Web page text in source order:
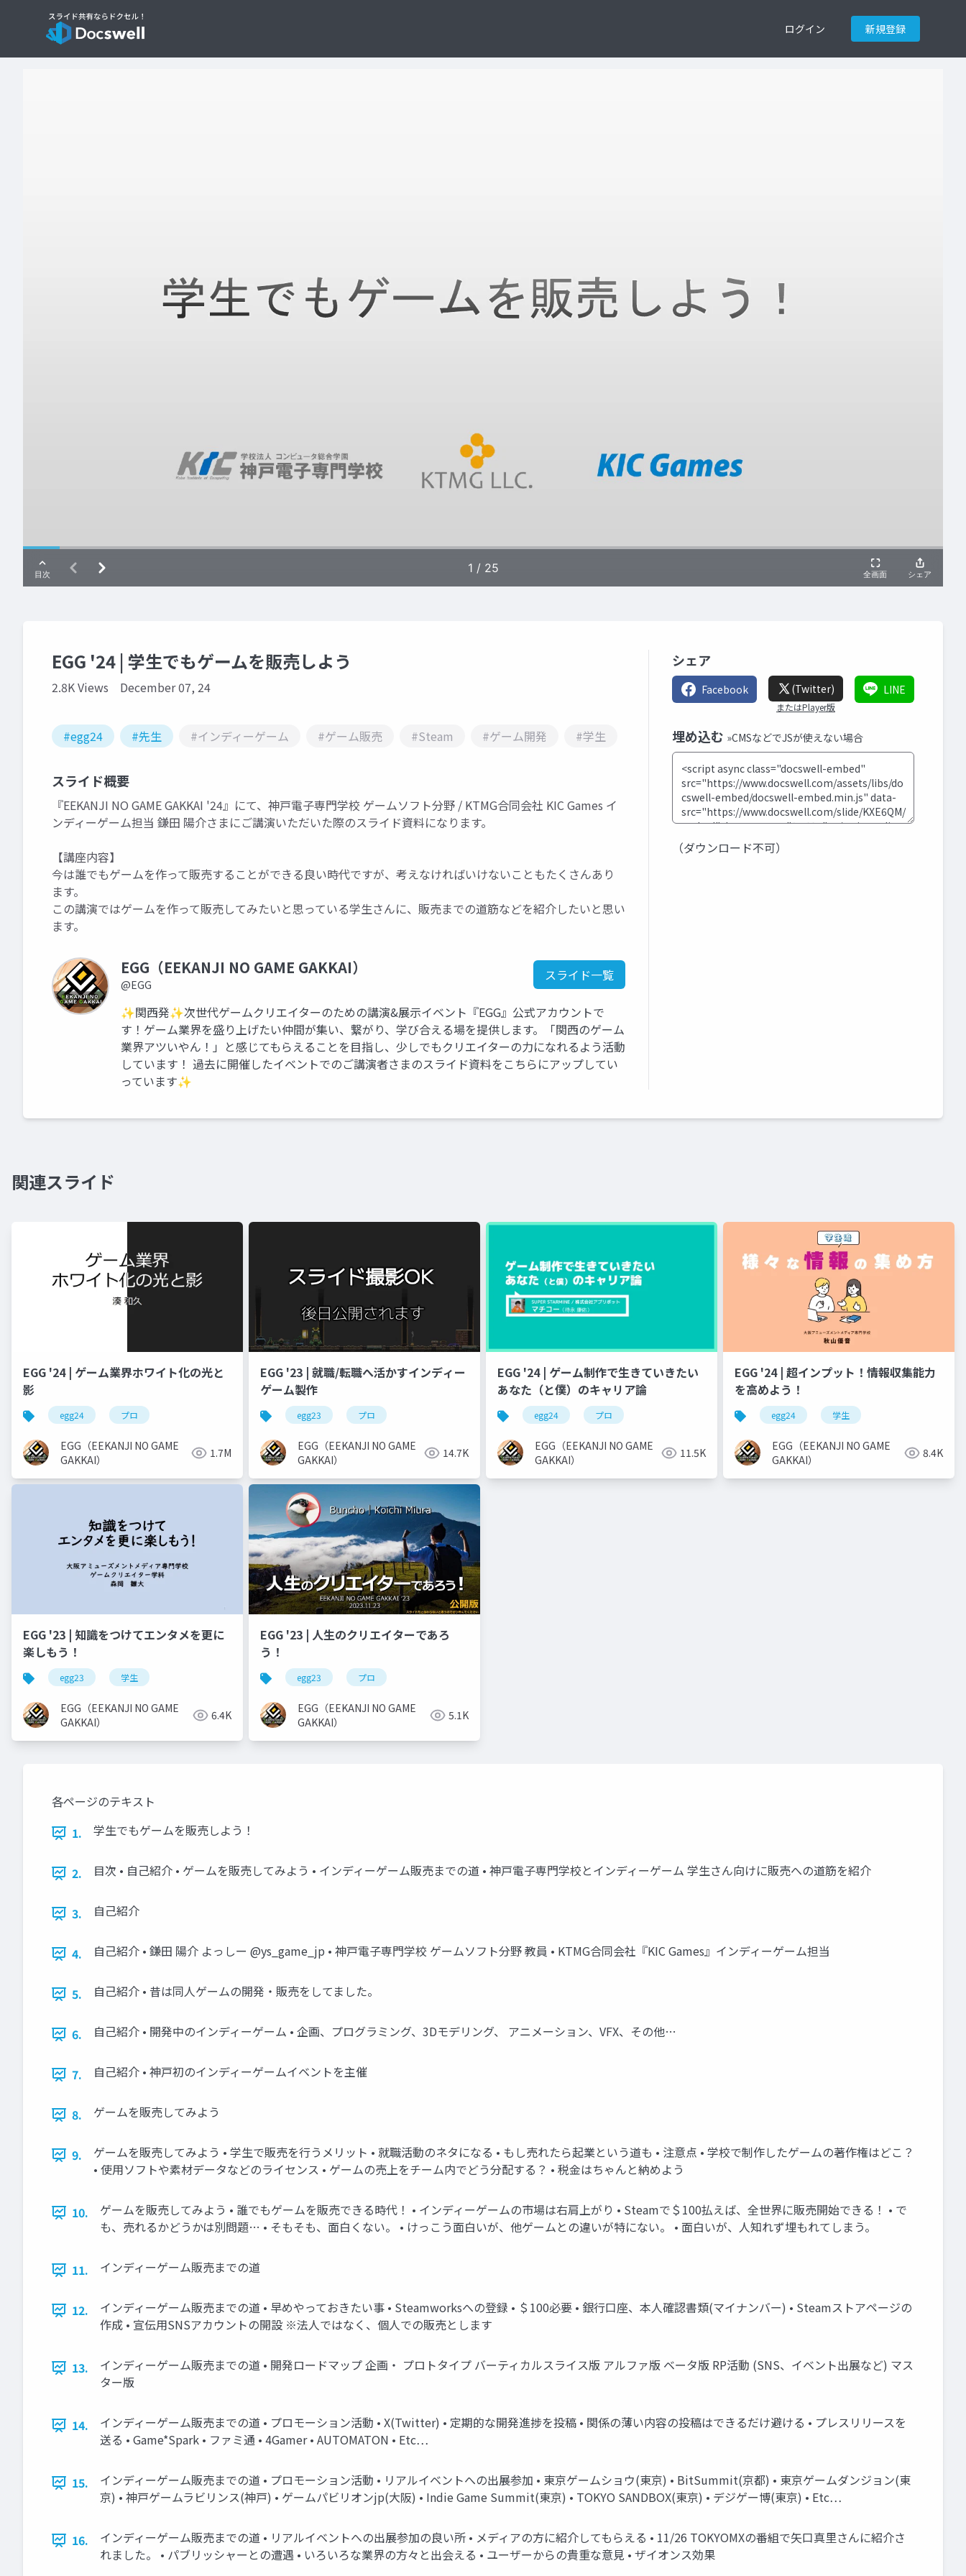
ログイン 新規登録
EGG '24 | 学生でもゲームを販売しよう
2.8K Views December 07, 24
#egg24 #先生 #インディーゲーム #ゲーム販売 #Steam #ゲーム開発 #学生
スライド概要
『EEKANJI NO GAME GAKKAI '24』にて、神戸電子専門学校 ゲームソフト分野 / KTMG合同会社 KIC Games イ
ンディーゲーム担当 鎌田 陽介さまにご講演いただいた際のスライド資料になります。
【講座内容】
今は誰でもゲームを作って販売することができる良い時代ですが、考えなければいけないこともたくさんあり
ます。
この講演ではゲームを作って販売してみたいと思っている学生さんに、販売までの道筋などを紹介したいと思い
ます。
EGG（EEKANJI NO GAME GAKKAI）
@EGG
スライド一覧
✨関西発✨次世代ゲームクリエイターのための講演&展示イベント『EGG』公式アカウントで
す！ゲーム業界を盛り上げたい仲間が集い、繋がり、学び合える場を提供します。「関西のゲーム
業界アツいやん！」と感じてもらえることを目指し、少しでもクリエイターの力になれるよう活動
しています！ 過去に開催したイベントでのご講演者さまのスライド資料をこちらにアップしてい
っています✨
シェア
Facebook (Twitter)
またはPlayer版
LINE
埋め込む »CMSなどでJSが使えない場合
（ダウンロード不可）
関連スライド
EGG '24 | ゲーム業界ホワイト化の光と
影
egg24 プロ
EGG（EEKANJI NO GAME
GAKKAI）
1.7M
EGG '23 | 就職/転職へ活かすインディー
ゲーム製作
egg23 プロ
EGG（EEKANJI NO GAME
GAKKAI）
14.7K
EGG '24 | ゲーム制作で生きていきたい
あなた（と僕）のキャリア論
egg24 プロ
EGG（EEKANJI NO GAME
GAKKAI）
11.5K
EGG '24 | 超インプット！情報収集能力
を高めよう！
egg24 学生
EGG（EEKANJI NO GAME
GAKKAI）
8.4K
EGG '23 | 知識をつけてエンタメを更に
楽しもう！
egg23 学生
EGG（EEKANJI NO GAME
GAKKAI）
6.4K
EGG '23 | 人生のクリエイターであろ
う！
egg23 プロ
EGG（EEKANJI NO GAME
GAKKAI）
5.1K
各ページのテキスト
1.
学生でもゲームを販売しよう！
2. 目次 • 自己紹介 • ゲームを販売してみよう • インディーゲーム販売までの道 • 神戸電子専門学校とインディーゲーム 学生さん向けに販売への道筋を紹介
3. 自己紹介
4. 自己紹介 • 鎌田 陽介 よっしー @ys_game_jp • 神戸電子専門学校 ゲームソフト分野 教員 • KTMG合同会社『KIC Games』インディーゲーム担当
5. 自己紹介 • 昔は同人ゲームの開発・販売をしてました。
6. 自己紹介 • 開発中のインディーゲーム • 企画、プログラミング、3Dモデリング、 アニメーション、VFX、その他…
7. 自己紹介 • 神戸初のインディーゲームイベントを主催
8. ゲームを販売してみよう
9.
ゲームを販売してみよう • 学生で販売を行うメリット • 就職活動のネタになる • もし売れたら起業という道も • 注意点 • 学校で制作したゲームの著作権はどこ？
• 使用ソフトや素材データなどのライセンス • ゲームの売上をチーム内でどう分配する？ • 税金はちゃんと納めよう
10.
ゲームを販売してみよう • 誰でもゲームを販売できる時代！ • インディーゲームの市場は右肩上がり • Steamで＄100払えば、全世界に販売開始できる！ • で
も、売れるかどうかは別問題… • そもそも、面白くない。 • けっこう面白いが、他ゲームとの違いが特にない。 • 面白いが、人知れず埋もれてしまう。
11. インディーゲーム販売までの道
12.
インディーゲーム販売までの道 • 早めやっておきたい事 • Steamworksへの登録 • ＄100必要 • 銀行口座、本人確認書類(マイナンバー) • Steamストアページの
作成 • 宣伝用SNSアカウントの開設 ※法人ではなく、個人での販売とします
13.
インディーゲーム販売までの道 • 開発ロードマップ 企画・ プロトタイプ バーティカルスライス版 アルファ版 ベータ版 RP活動 (SNS、イベント出展など) マス
ター版
14.
インディーゲーム販売までの道 • プロモーション活動 • X(Twitter) • 定期的な開発進捗を投稿 • 関係の薄い内容の投稿はできるだけ避ける • プレスリリースを
送る • Game*Spark • ファミ通 • 4Gamer • AUTOMATON • Etc…
15.
インディーゲーム販売までの道 • プロモーション活動 • リアルイベントへの出展参加 • 東京ゲームショウ(東京) • BitSummit(京都) • 東京ゲームダンジョン(東
京) • 神戸ゲームラビリンス(神戸) • ゲームパビリオンjp(大阪) • Indie Game Summit(東京) • TOKYO SANDBOX(東京) • デジゲー博(東京) • Etc…
16.
インディーゲーム販売までの道 • リアルイベントへの出展参加の良い所 • メディアの方に紹介してもらえる • 11/26 TOKYOMXの番組で矢口真里さんに紹介さ
れました。 • パブリッシャーとの遭遇 • いろいろな業界の方々と出会える • ユーザーからの貴重な意見 • ザイオンス効果